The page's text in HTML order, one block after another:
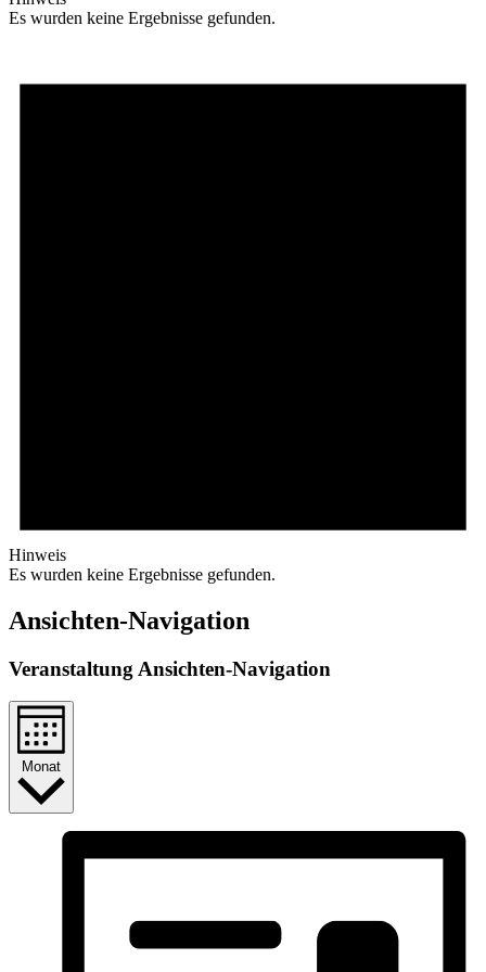
Es wurden keine Ergebnisse gefunden.
Hinweis
Es wurden keine Ergebnisse gefunden.
Ansichten-Navigation
Veranstaltung Ansichten-Navigation
Monat